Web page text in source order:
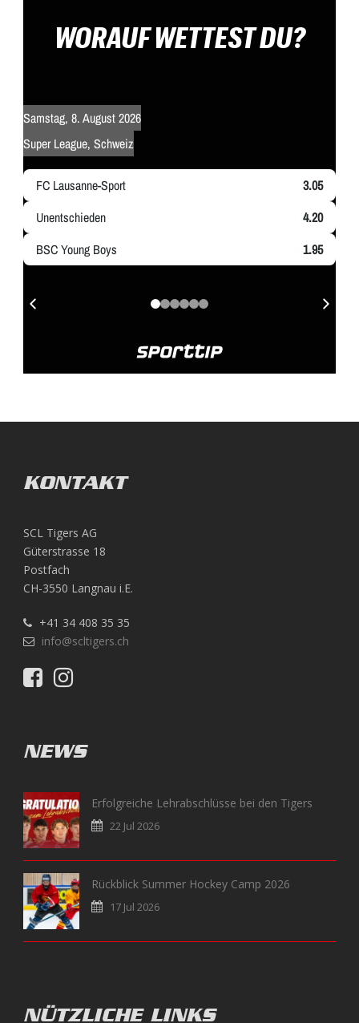
KONTAKT
SCL Tigers AG
Güterstrasse 18
Postfach
CH-3550 Langnau i.E.
+41 34 408 35 35
info@scltigers.ch
NEWS
Erfolgreiche Lehrabschlüsse bei den Tigers
22 Jul 2026
Rückblick Summer Hockey Camp 2026
17 Jul 2026
NÜTZLICHE LINKS